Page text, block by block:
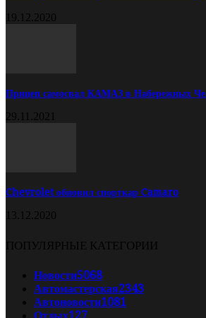
19.12.2020
Прицеп самосвал КАМАЗ в Набережных
29.11.2021
Chevrolet обновил спорткар Camaro
13.12.2020
ПОПУЛЯРНЫЕ КАТЕГОРИИ
Новости5068
Автомастерская2343
Автоновости1081